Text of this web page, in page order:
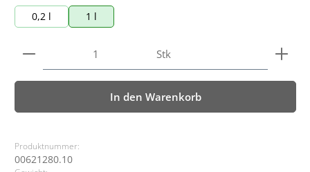
0,2 l 1 l
Produkt Anzahl: Gib den gewünschten Wert ein
Stk
In den Warenkorb
Produktnummer:
00621280.10